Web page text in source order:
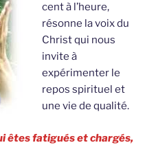
cent à l’heure,
résonne la voix du
Christ qui nous
invite à
expérimenter le
repos spirituel et
une vie de qualité.
êtes fatigués et chargés,